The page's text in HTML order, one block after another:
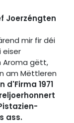
Joerzéngten
mir fir déi
eiser
Aroma gëtt,
am Mëttleren
d'Firma 1971
ass.